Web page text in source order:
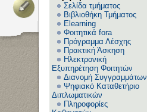
Σελίδα τμήματος
Βιβλιοθήκη Τμήματος
Elearning
Φοιτητικά fora
Πρόγραμμα Λέσχης
Πρακτική Άσκηση
Ηλεκτρονική
Εξυπηρέτηση Φοιτητών
Διανομή Συγγραμμάτων
Ψηφιακό Καταθετήριο
Διπλωματικών
Πληροφορίες